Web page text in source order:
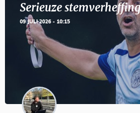
Serieuze
09 JULI 2026 - 10:15